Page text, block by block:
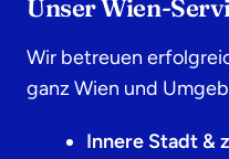
Unser Wien-
Wir betreuen
ganz Wien und
Innere Stadt &